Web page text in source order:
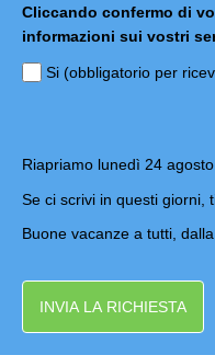
Cliccando confermo di
informazioni sui vostri
Si (obbligatorio per
Riapriamo lunedì 24 agosto.
Se ci scrivi in questi giorni,
Buone vacanze a tutti,
INVIA LA RICHIESTA